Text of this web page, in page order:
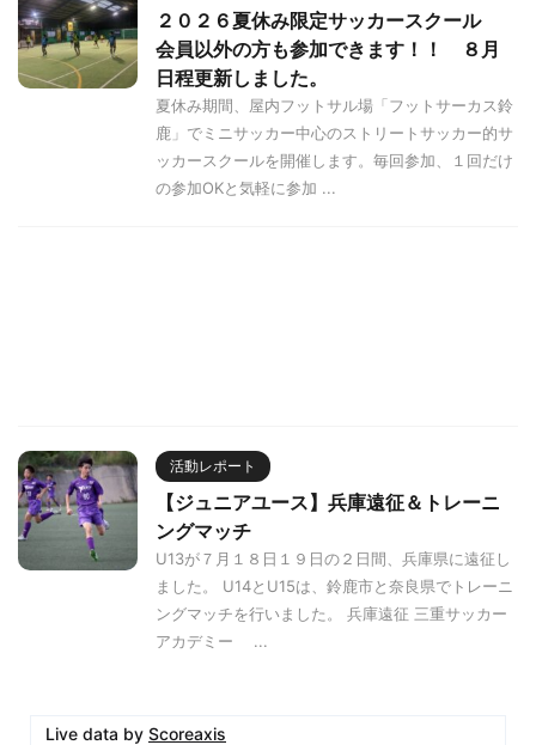
２０２６夏休み限定サッカースクール
会員以外の方も参加できます！！ ８月
日程更新しました。
夏休み期間、屋内フットサル場「フットサーカス鈴
鹿」でミニサッカー中心のストリートサッカー的サ
ッカースクールを開催します。毎回参加、１回だけ
の参加OKと気軽に参加 ...
活動レポート
【ジュニアユース】兵庫遠征＆トレーニ
ングマッチ
U13が７月１８日１９日の２日間、兵庫県に遠征し
ました。 U14とU15は、鈴鹿市と奈良県でトレーニ
ングマッチを行いました。 兵庫遠征 三重サッカー
アカデミー ...
Live data by Scoreaxis